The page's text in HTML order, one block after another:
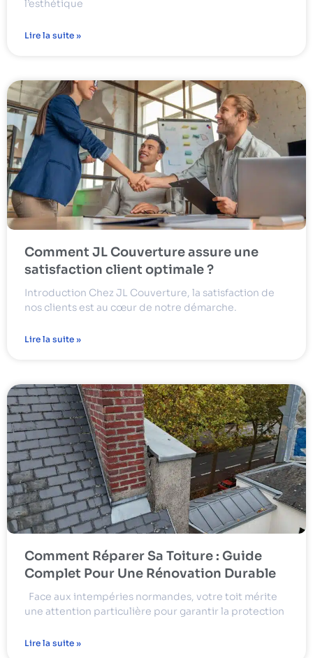
l’esthétique
Lire la suite »
Comment JL Couverture assure une
satisfaction client optimale ?
Introduction Chez JL Couverture, la satisfaction de
nos clients est au cœur de notre démarche.
Lire la suite »
Comment Réparer Sa Toiture : Guide
Complet Pour Une Rénovation Durable
Face aux intempéries normandes, votre toit mérite
une attention particulière pour garantir la protection
Lire la suite »